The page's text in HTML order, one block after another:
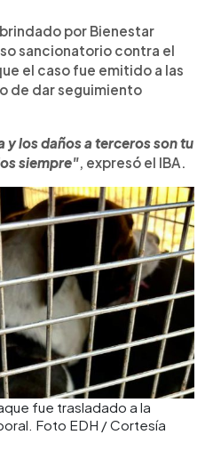
por Bienestar
sancionatorio contra el
el caso fue emitido a las
de dar seguimiento
y los daños a terceros son tu
siempre", expresó el IBA.
fue trasladado a la
Foto EDH / Cortesía